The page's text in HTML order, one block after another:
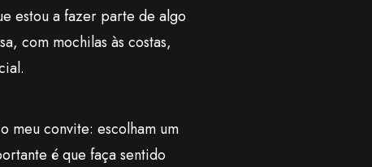
estou a fazer parte de algo
com mochilas às costas,
meu convite: escolham um
é que faça sentido